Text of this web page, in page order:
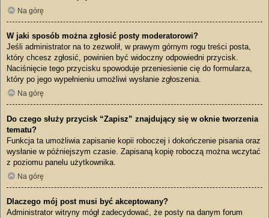
Na górę
W jaki sposób można zgłosić posty moderatorowi?
Jeśli administrator na to zezwolił, w prawym górnym rogu treści posta,
który chcesz zgłosić, powinien być widoczny odpowiedni przycisk.
Naciśnięcie tego przycisku spowoduje przeniesienie cię do formularza,
który po jego wypełnieniu umożliwi wysłanie zgłoszenia.
Na górę
Do czego służy przycisk “Zapisz” znajdujący się w oknie tworzenia
tematu?
Funkcja ta umożliwia zapisanie kopii roboczej i dokończenie pisania oraz
wysłanie w późniejszym czasie. Zapisaną kopię roboczą można wczytać
z poziomu panelu użytkownika.
Na górę
Dlaczego mój post musi być akceptowany?
Administrator witryny mógł zadecydować, że posty na danym forum